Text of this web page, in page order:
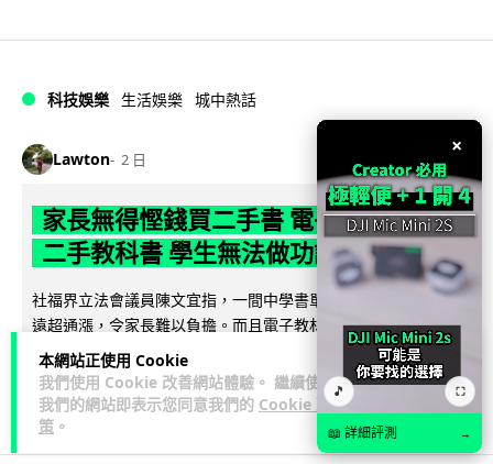
本網站正使用 Cookie
我們使用 Cookie 改善網站體驗。 繼續使用
我們的網站即表示您同意我們的 Cookie 政
策 。
科技娛樂 生活娛樂 城中熱話
Lawton 2 日
家長無得慳錢買二手書 電子啟動碼鎖死
二手教科書 學生無法做功課
社福界立法會議員陳文宜指，一間中學書單價錢按年加 14.7%
遠超通漲，令家長難以負擔。而且電子教材啟動碼這項設計，
令學生無法完成功課，二手...
985 381↗ 分享
×
🎵 ⛶
📖 詳細評測 →